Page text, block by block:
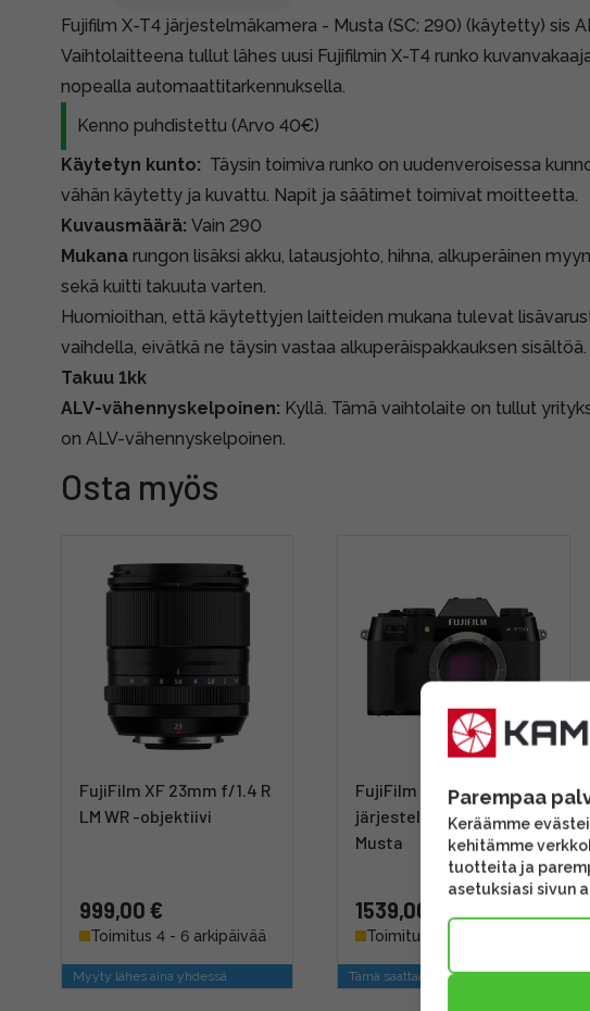
Fujifilm X-T4 järjestelmäkamera - Musta (SC: 290) (käytetty) sis
Vaihtolaitteena tullut lähes uusi Fujifilmin X-T4 runko
nopealla automaattitarkennuksella.
Kenno puhdistettu (Arvo 40€)
Käytetyn kunto: Täysin toimiva runko on uudenveroisessa
vähän käytetty ja kuvattu. Napit ja säätimet toimivat moitteetta.
Kuvausmäärä: Vain 290
Mukana rungon lisäksi akku, latausjohto, hihna, alkuperäinen
sekä kuitti takuuta varten.
Huomioithan, että käytettyjen laitteiden mukana tulevat
vaihdella, eivätkä ne täysin vastaa alkuperäispakkauksen sisältöä.
Takuu 1kk
ALV-vähennyskelpoinen: Kyllä. Tämä vaihtolaite on tullut
on ALV-vähennyskelpoinen.
Osta myös
FujiFilm XF 23mm f/1.4 R
LM WR -objektiivi
999,00 €
Toimitus 4 - 6 arkipäivää
Myyty lähes aina yhdessä
FujiFilm X-T50
järjestelmäkamera -
Musta
1539,00 €
Toimitus 4 - 6 arkipäivää
Tämä saattaa kiinnostaa
Parempaa
Keräämme
kehitämme
tuotteita ja
asetuksiasi sivun